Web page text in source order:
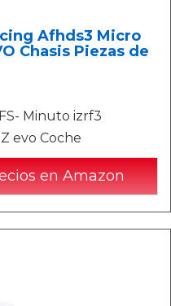
Afhds3 Micro
Chasis Piezas de
Minuto izrf3
evo Coche
en Amazon